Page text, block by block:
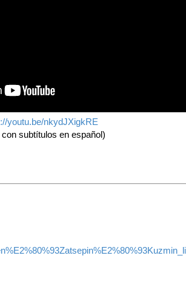
youtu.be/nkydJXigkRE
con subtítulos en español)